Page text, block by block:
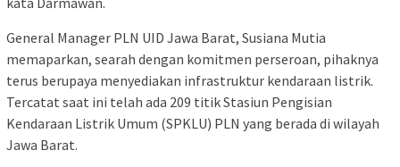
General Manager PLN UID Jawa Barat, Susiana Mutia
memaparkan, searah dengan komitmen perseroan, pihaknya
terus berupaya menyediakan infrastruktur kendaraan listrik.
Tercatat saat ini telah ada 209 titik Stasiun Pengisian
Kendaraan Listrik Umum (SPKLU) PLN yang berada di wilayah
Jawa Barat.